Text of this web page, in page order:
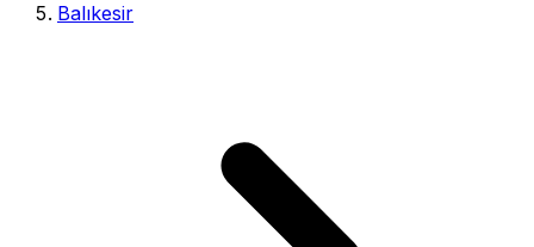
Balıkesir